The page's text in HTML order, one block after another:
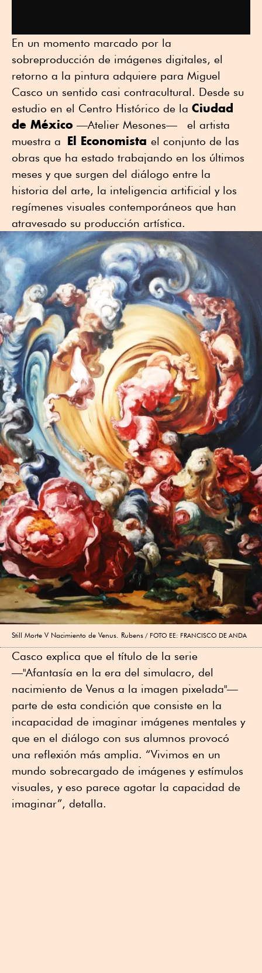
En un momento marcado por la
sobreproducción de imágenes digitales, el
retorno a la pintura adquiere para Miguel
Casco un sentido casi contracultural. Desde su
estudio en el Centro Histórico de la Ciudad
de México —Atelier Mesones— el artista
muestra a El Economista el conjunto de las
obras que ha estado trabajando en los últimos
meses y que surgen del diálogo entre la
historia del arte, la inteligencia artificial y los
regímenes visuales contemporáneos que han
atravesado su producción artística.
Still Morte V Nacimiento de Venus. Rubens FOTO EE: FRANCISCO DE ANDA
Casco explica que el título de la serie
—"Afantasía en la era del simulacro, del
nacimiento de Venus a la imagen pixelada"—
parte de esta condición que consiste en la
incapacidad de imaginar imágenes mentales y
que en el diálogo con sus alumnos provocó
una reflexión más amplia. “Vivimos en un
mundo sobrecargado de imágenes y estímulos
visuales, y eso parece agotar la capacidad de
imaginar”, detalla.